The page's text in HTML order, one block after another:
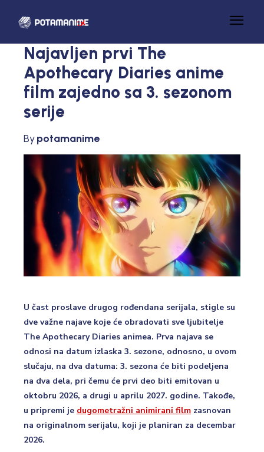
Najavljen prvi The
Apothecary Diaries anime
film zajedno sa 3. sezonom
serije
Bypotamanime
U čast proslave drugog rođendana serijala, stigle su
dve važne najave koje će obradovati sve ljubitelje
The Apothecary Diaries animea. Prva najava se
odnosi na datum izlaska 3. sezone, odnosno, u ovom
slučaju, na dva datuma: 3. sezona će biti podeljena
na dva dela, pri čemu će prvi deo biti emitovan u
oktobru 2026, a drugi u aprilu 2027. godine. Takođe,
u pripremi je dugometražni animirani film zasnovan
na originalnom serijalu, koji je planiran za decembar
2026.